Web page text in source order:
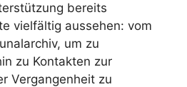
bereits
vielfältig aussehen: vom
um zu
zu Kontakten zur
Vergangenheit zu